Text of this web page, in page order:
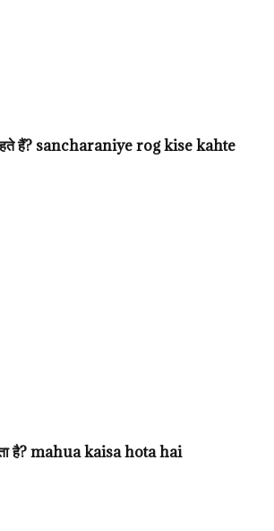
हैं? sancharaniye rog kise kahte
है? mahua kaisa hota hai